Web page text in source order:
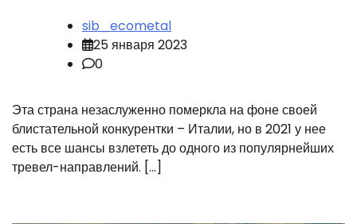
sib_ecometal
25 января 2023
0
Эта страна незаслуженно померкла на фоне своей
блистательной конкурентки – Италии, но в 2021 у нее
есть все шансы взлететь до одного из популярнейших
тревел-направлений. […]